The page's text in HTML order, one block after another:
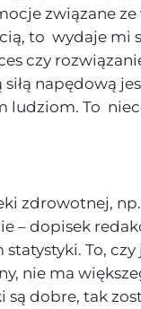
związane ze
to wydaje mi
czy
siłą napędową
ludziom. To
zdrowotnej, np.
– dopisek
To, czy
nie ma
są dobre, tak